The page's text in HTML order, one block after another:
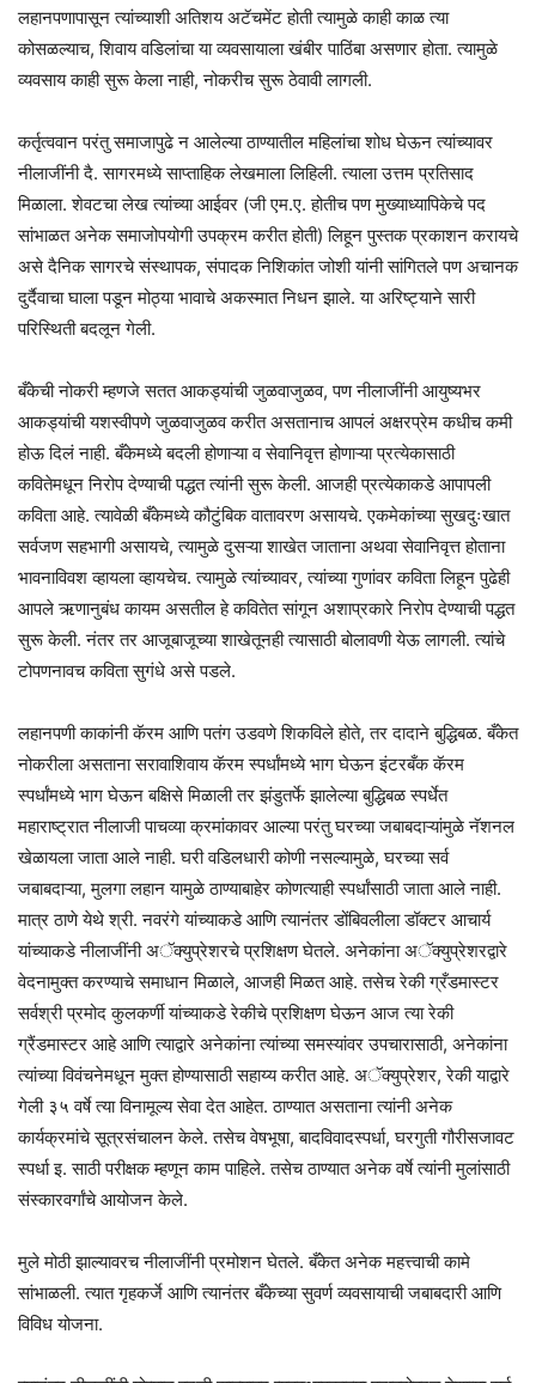
लहानपणापासून त्यांच्याशी अतिशय अटॅचमेंट होती त्यामुळे काही काळ त्या
कोसळल्याच, शिवाय वडिलांचा या व्यवसायाला खंबीर पाठिंबा असणार होता. त्यामुळे
व्यवसाय काही सुरू केला नाही, नोकरीच सुरू ठेवावी लागली.
कर्तृत्ववान परंतु समाजापुढे न आलेल्या ठाण्यातील महिलांचा शोध घेऊन त्यांच्यावर
नीलाजींनी दै. सागरमध्ये साप्ताहिक लेखमाला लिहिली. त्याला उत्तम प्रतिसाद
मिळाला. शेवटचा लेख त्यांच्या आईवर (जी एम.ए. होतीच पण मुख्याध्यापिकेचे पद
सांभाळत अनेक समाजोपयोगी उपक्रम करीत होती) लिहून पुस्तक प्रकाशन करायचे
असे दैनिक सागरचे संस्थापक, संपादक निशिकांत जोशी यांनी सांगितले पण अचानक
दुर्दैवाचा घाला पडून मोठ्या भावाचे अकस्मात निधन झाले. या अरिष्ट्याने सारी
परिस्थिती बदलून गेली.
बँकेची नोकरी म्हणजे सतत आकड्यांची जुळवाजुळव, पण नीलाजींनी आयुष्यभर
आकड्यांची यशस्वीपणे जुळवाजुळव करीत असतानाच आपलं अक्षरप्रेम कधीच कमी
होऊ दिलं नाही. बँकेमध्ये बदली होणाऱ्या व सेवानिवृत्त होणाऱ्या प्रत्येकासाठी
कवितेमधून निरोप देण्याची पद्धत त्यांनी सुरू केली. आजही प्रत्येकाकडे आपापली
कविता आहे. त्यावेळी बँकेमध्ये कौटुंबिक वातावरण असायचे. एकमेकांच्या सुखदुःखात
सर्वजण सहभागी असायचे, त्यामुळे दुसऱ्या शाखेत जाताना अथवा सेवानिवृत्त होताना
भावनाविवश व्हायला व्हायचेच. त्यामुळे त्यांच्यावर, त्यांच्या गुणांवर कविता लिहून पुढेही
आपले ऋणानुबंध कायम असतील हे कवितेत सांगून अशाप्रकारे निरोप देण्याची पद्धत
सुरू केली. नंतर तर आजूबाजूच्या शाखेतूनही त्यासाठी बोलावणी येऊ लागली. त्यांचे
टोपणनावच कविता सुगंधे असे पडले.
लहानपणी काकांनी कॅरम आणि पतंग उडवणे शिकविले होते, तर दादाने बुद्धिबळ. बँकेत
नोकरीला असताना सरावाशिवाय कॅरम स्पर्धांमध्ये भाग घेऊन इंटरबँक कॅरम
स्पर्धांमध्ये भाग घेऊन बक्षिसे मिळाली तर झंडुतर्फे झालेल्या बुद्धिबळ स्पर्धेत
महाराष्ट्रात नीलाजी पाचव्या क्रमांकावर आल्या परंतु घरच्या जबाबदाऱ्यांमुळे नॅशनल
खेळायला जाता आले नाही. घरी वडिलधारी कोणी नसल्यामुळे, घरच्या सर्व
जबाबदाऱ्या, मुलगा लहान यामुळे ठाण्याबाहेर कोणत्याही स्पर्धांसाठी जाता आले नाही.
मात्र ठाणे येथे श्री. नवरंगे यांच्याकडे आणि त्यानंतर डोंबिवलीला डॉक्टर आचार्य
यांच्याकडे नीलाजींनी अॅक्युप्रेशरचे प्रशिक्षण घेतले. अनेकांना अॅक्युप्रेशरद्वारे
वेदनामुक्त करण्याचे समाधान मिळाले, आजही मिळत आहे. तसेच रेकी ग्रँडमास्टर
सर्वश्री प्रमोद कुलकर्णी यांच्याकडे रेकीचे प्रशिक्षण घेऊन आज त्या रेकी
ग्रैंडमास्टर आहे आणि त्याद्वारे अनेकांना त्यांच्या समस्यांवर उपचारासाठी, अनेकांना
त्यांच्या विवंचनेमधून मुक्त होण्यासाठी सहाय्य करीत आहे. अॅक्युप्रेशर, रेकी याद्वारे
गेली ३५ वर्षे त्या विनामूल्य सेवा देत आहेत. ठाण्यात असताना त्यांनी अनेक
कार्यक्रमांचे सूत्रसंचालन केले. तसेच वेषभूषा, बादविवादस्पर्धा, घरगुती गौरीसजावट
स्पर्धा इ. साठी परीक्षक म्हणून काम पाहिले. तसेच ठाण्यात अनेक वर्षे त्यांनी मुलांसाठी
संस्कारवर्गांचे आयोजन केले.
मुले मोठी झाल्यावरच नीलाजींनी प्रमोशन घेतले. बँकेत अनेक महत्त्वाची कामे
सांभाळली. त्यात गृहकर्जे आणि त्यानंतर बँकेच्या सुवर्ण व्यवसायाची जबाबदारी आणि
विविध योजना.